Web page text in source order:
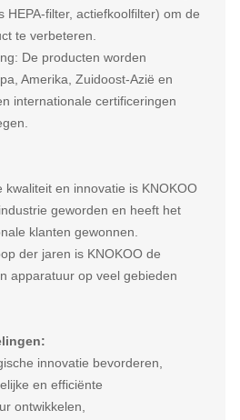
HEPA-filter, actiefkoolfilter) om de
te verbeteren.
De producten worden
Amerika, Zuidoost-Azië en
internationale certificeringen
kwaliteit en innovatie is KNOKOO
geworden en heeft het
klanten gewonnen.
der jaren is KNOKOO de
apparatuur op veel gebieden
innovatie bevorderen,
en efficiënte
ontwikkelen,